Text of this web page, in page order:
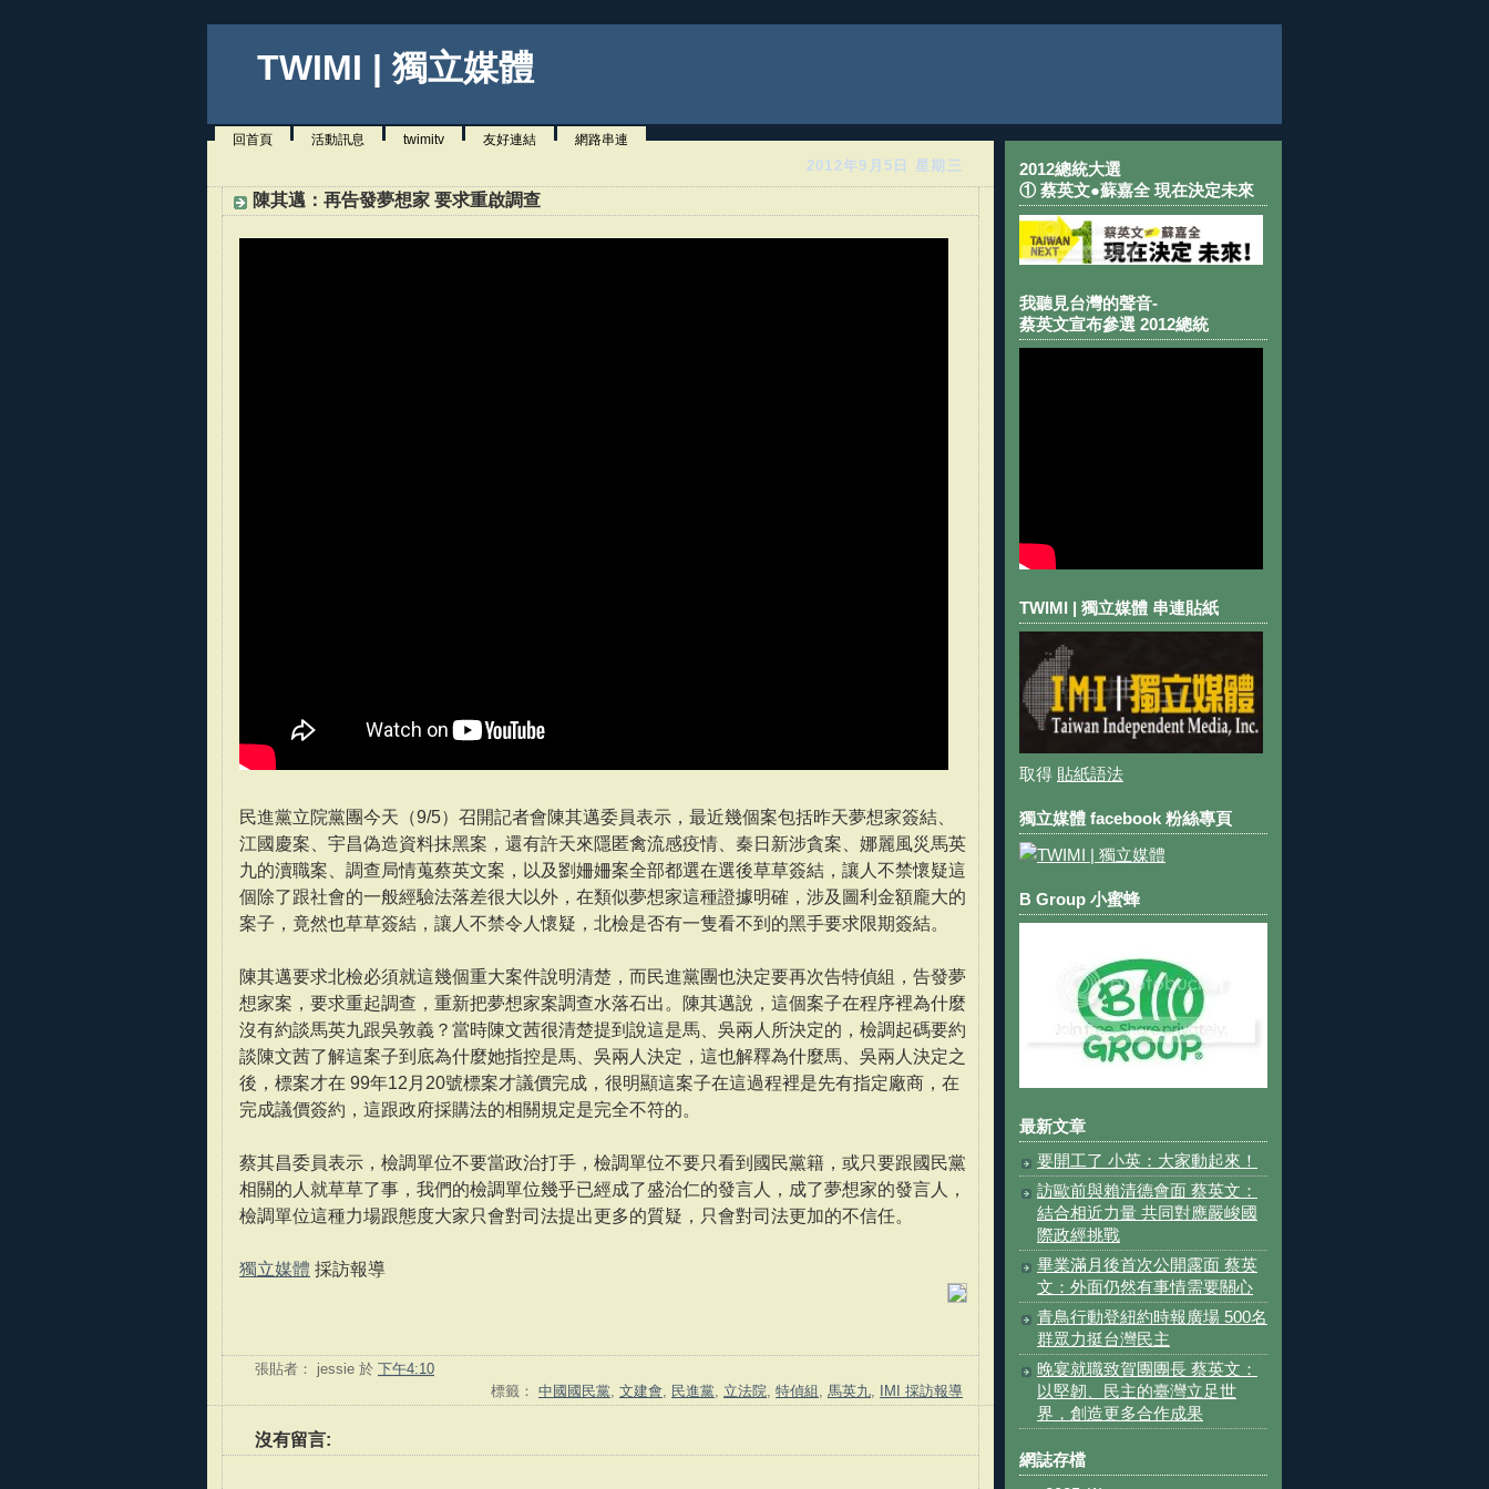
TWIMI | 獨立媒體
回首頁 活動訊息 twimitv 友好連結 網路串連
2012年9月5日 星期三
陳其邁：再告發夢想家 要求重啟調查
民進黨立院黨團今天（9/5）召開記者會陳其邁委員表示，最近幾個案包括昨天夢想家簽結、
江國慶案、宇昌偽造資料抹黑案，還有許天來隱匿禽流感疫情、秦日新涉貪案、娜麗風災馬英
九的瀆職案、調查局情蒐蔡英文案，以及劉姍姍案全部都選在選後草草簽結，讓人不禁懷疑這
個除了跟社會的一般經驗法落差很大以外，在類似夢想家這種證據明確，涉及圖利金額龐大­的
案子，竟然也草草簽結，讓人不禁令人懷疑，北檢是否有一隻看不到的黑手要求限期簽結。
陳其邁要求北檢必須就這幾個重大案件說明清楚，而民進黨團也決定要再次告特偵組，告發夢
想家案，要求重起調查，重新把夢想家案調查水落石出。陳其邁說，這個案子在程序裡為什麼
沒有約談馬英九跟吳敦義？當時陳文茜很清楚提到說這是馬、吳兩人所決定的，檢調起碼要約
談陳文茜了解這案子到底為什麼她指控是馬、吳兩人決定，這也解釋為什麼馬、吳兩人決定之
後，標案才在 99年12月20號標案才議價完成，很明顯這案子在這過程裡是先有指定廠商，在
完成議價簽約，這跟政府採購法的相關規定是完全不符的。
蔡其昌委員表示，檢調單位不要當政治打手，檢調單位不要只看到國民黨籍，或只要跟國民黨
相關的人就草草了事，我們的檢調單位幾乎已經成了盛治仁的發言人，成了夢想家的發言人，
檢調單位這種力場跟態度大家只會對司法提出更多的質疑，只會對司法更加的不信任。
獨立媒體 採訪報導
張貼者： jessie 於 下午4:10
標籤： 中國國民黨 文建會 民進黨 立法院 特偵組 馬英九 IMI 採訪報導
沒有留言:
2012總統大選
① 蔡英文●蘇嘉全 現在決定未來
我聽見台灣的聲音-
蔡英文宣布參選 2012總統
TWIMI | 獨立媒體 串連貼紙
取得 貼紙語法
獨立媒體 facebook 粉絲專頁
B Group 小蜜蜂
最新文章
要開工了 小英：大家動起來！
訪歐前與賴清德會面 蔡英文：
結合相近力量 共同對應嚴峻國
際政經挑戰
畢業滿月後首次公開露面 蔡英
文：外面仍然有事情需要關心
青鳥行動登紐約時報廣場 500名
群眾力挺台灣民主
晚宴就職致賀團團長 蔡英文：
以堅韌、民主的臺灣立足世
界，創造更多合作成果
網誌存檔